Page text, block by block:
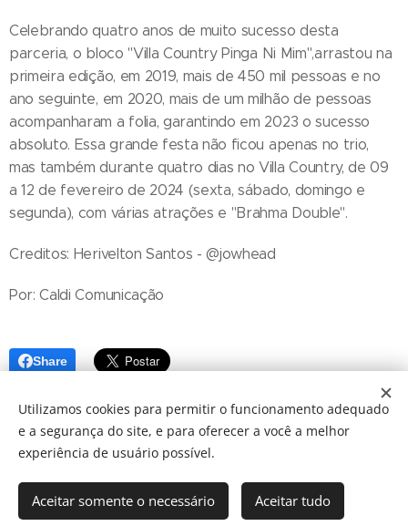
Celebrando quatro anos de muito sucesso desta
parceria, o bloco "Villa Country Pinga Ni Mim",arrastou na
primeira edição, em 2019, mais de 450 mil pessoas e no
ano seguinte, em 2020, mais de um milhão de pessoas
acompanharam a folia, garantindo em 2023 o sucesso
absoluto. Essa grande festa não ficou apenas no trio,
mas também durante quatro dias no Villa Country, de 09
a 12 de fevereiro de 2024 (sexta, sábado, domingo e
segunda), com várias atrações e "Brahma Double".
Creditos: Herivelton Santos - @jowhead
Por: Caldi Comunicação
Share
© 2024 JBarretos Eventos.
Utilizamos cookies para permitir o funcionamento adequado
e a segurança do site, e para oferecer a você a melhor
experiência de usuário possível.
Aceitar somente o necessário Aceitar tudo